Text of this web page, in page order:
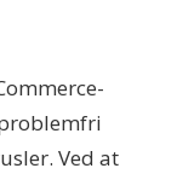
Ved at